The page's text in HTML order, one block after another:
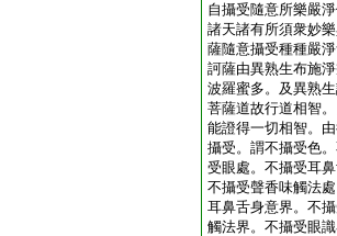
自攝受隨意所樂嚴
諸天諸有所須衆妙
薩隨意攝受種種嚴
訶薩由異熟生布施
波羅蜜多。及異熟
菩薩道故行道相智
能證得一切相智。
攝受。謂不攝受色
受眼處。不攝受耳
不攝受聲香味觸法
耳鼻舌身意界。不
觸法界。不攝受眼